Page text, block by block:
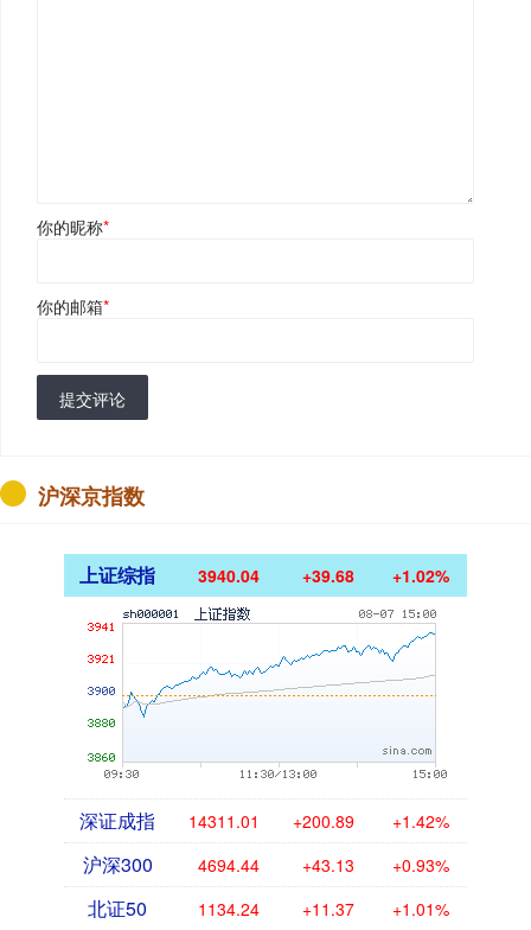
你的昵称*
你的邮箱*
提交评论
沪深京指数
上证综指 3940.04 +39.68 +1.02%
深证成指 14311.01 +200.89 +1.42%
沪深300 4694.44 +43.13 +0.93%
北证50 1134.24 +11.37 +1.01%